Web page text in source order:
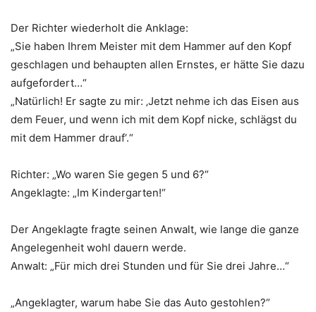
Der Richter wiederholt die Anklage:
„Sie haben Ihrem Meister mit dem Hammer auf den Kopf
geschlagen und behaupten allen Ernstes, er hätte Sie dazu
aufgefordert…“
„Natürlich! Er sagte zu mir: ‚Jetzt nehme ich das Eisen aus
dem Feuer, und wenn ich mit dem Kopf nicke, schlägst du
mit dem Hammer drauf‘.“
Richter: „Wo waren Sie gegen 5 und 6?“
Angeklagte: „Im Kindergarten!“
Der Angeklagte fragte seinen Anwalt, wie lange die ganze
Angelegenheit wohl dauern werde.
Anwalt: „Für mich drei Stunden und für Sie drei Jahre…“
„Angeklagter, warum habe Sie das Auto gestohlen?“